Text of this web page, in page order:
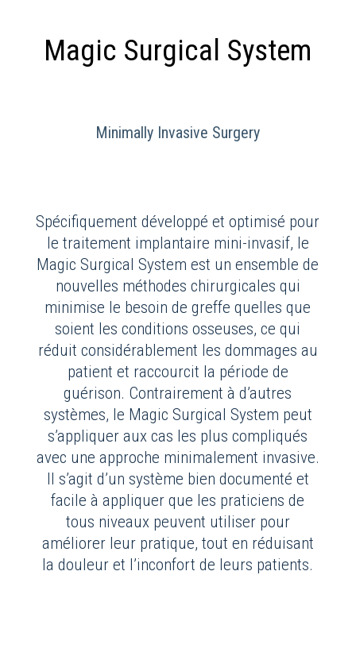
Magic Surgical System
Minimally Invasive Surgery
Spécifiquement développé et optimisé pour
le traitement implantaire mini-invasif, le
Magic Surgical System est un ensemble de
nouvelles méthodes chirurgicales qui
minimise le besoin de greffe quelles que
soient les conditions osseuses, ce qui
réduit considérablement les dommages au
patient et raccourcit la période de
guérison. Contrairement à d’autres
systèmes, le Magic Surgical System peut
s’appliquer aux cas les plus compliqués
avec une approche minimalement invasive.
Il s’agit d’un système bien documenté et
facile à appliquer que les praticiens de
tous niveaux peuvent utiliser pour
améliorer leur pratique, tout en réduisant
la douleur et l’inconfort de leurs patients.